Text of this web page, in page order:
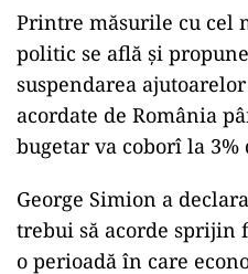
Printre măsurile cu cel
politic se află și
suspendarea
acordate de România
bugetar va coborî la 3%
George Simion a
trebui să acorde
o perioadă în care